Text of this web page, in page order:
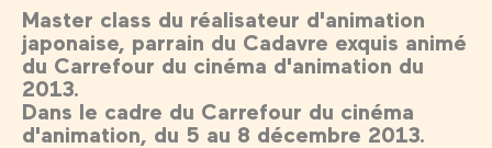
Master class du réalisateur d'animation
japonaise, parrain du Cadavre exquis animé
du Carrefour du cinéma d'animation du
2013.
Dans le cadre du Carrefour du cinéma
d'animation, du 5 au 8 décembre 2013.